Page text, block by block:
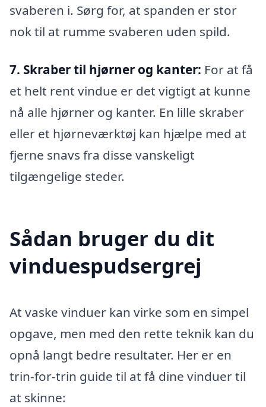
svaberen i. Sørg for, at spanden er stor
nok til at rumme svaberen uden spild.
7. Skraber til hjørner og kanter: For at få
et helt rent vindue er det vigtigt at kunne
nå alle hjørner og kanter. En lille skraber
eller et hjørneværktøj kan hjælpe med at
fjerne snavs fra disse vanskeligt
tilgængelige steder.
Sådan bruger du dit
vinduespudsergrej
At vaske vinduer kan virke som en simpel
opgave, men med den rette teknik kan du
opnå langt bedre resultater. Her er en
trin-for-trin guide til at få dine vinduer til
at skinne: